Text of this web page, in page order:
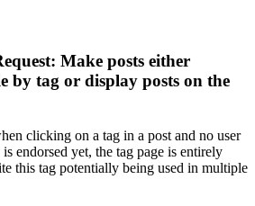
Make posts either
by tag or display posts on the
clicking on a tag in a post and no user
endorsed yet, the tag page is entirely
this tag potentially being used in multiple